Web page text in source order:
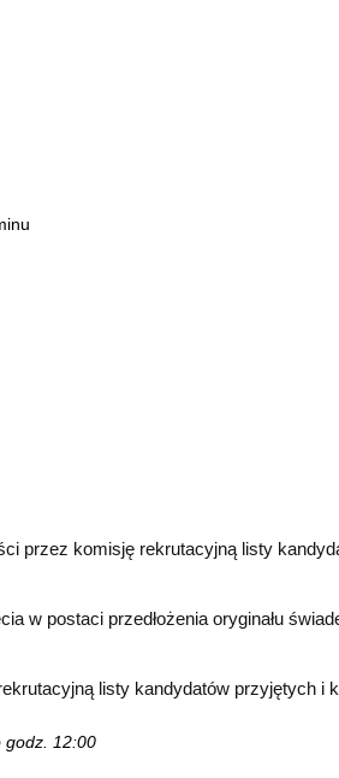
przez komisję rekrutacyjną listy
w postaci przedłożenia oryginału
listy kandydatów przyjętych i
godz. 12:00